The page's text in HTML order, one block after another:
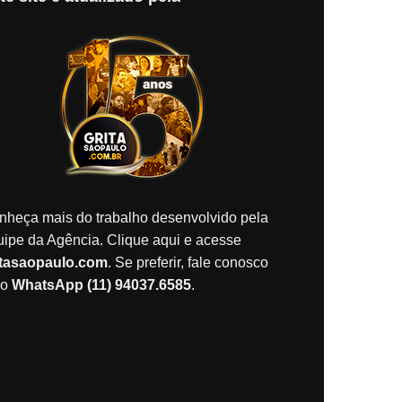
mais do trabalho desenvolvido pela
da Agência. Clique aqui e acesse
. Se preferir, fale conosco
WhatsApp (11) 94037.6585.